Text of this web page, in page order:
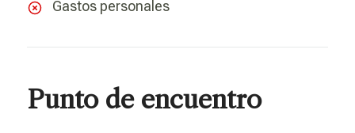
Gastos personales
Punto de encuentro